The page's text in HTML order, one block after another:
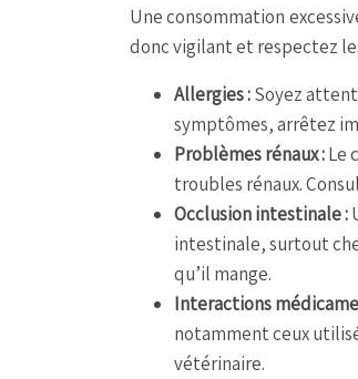
Une consommation
donc vigilant et respectez
Allergies :Soyez
symptômes, arrêtez
Problèmes rénaux :Le
troubles rénaux.
Occlusion intestinale :
intestinale, surtout
qu’il mange.
Interactions
notamment ceux
vétérinaire.